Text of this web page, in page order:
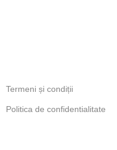
Termeni și condiții
Politica de confidentialitate